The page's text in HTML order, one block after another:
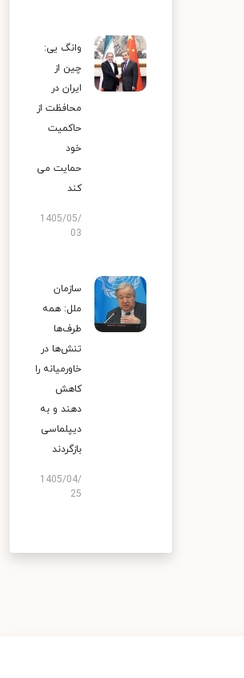
وانگ یی:
چین از
ایران در
محافظت از
حاکمیت
خود
حمایت می
کند
1405/05/
03
سازمان
ملل: همه
طرف‌ها
تنش‌ها در
خاورمیانه را
کاهش
دهند و به
دیپلماسی
بازگردند
1405/04/
25